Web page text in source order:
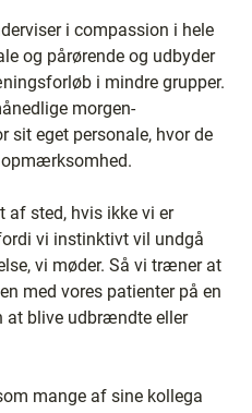
i compassion i hele
og pårørende og udbyder
i mindre grupper.
morgen-
sit eget personale, hvor de
af sted, hvis ikke vi er
vi instinktivt vil undgå
vi møder. Så vi træner at
med vores patienter på en
at blive udbrændte eller
mange af sine kollega